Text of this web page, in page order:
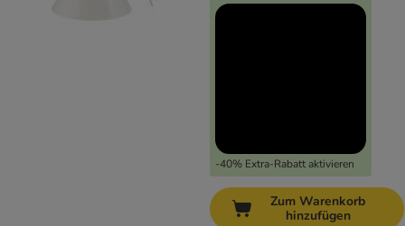
-40% Extra-Rabatt aktivieren
Zum Warenkorb
hinzufügen